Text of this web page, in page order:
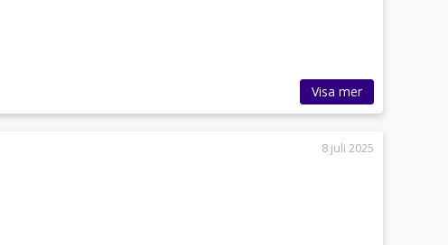
Visa mer
8 juli 2025